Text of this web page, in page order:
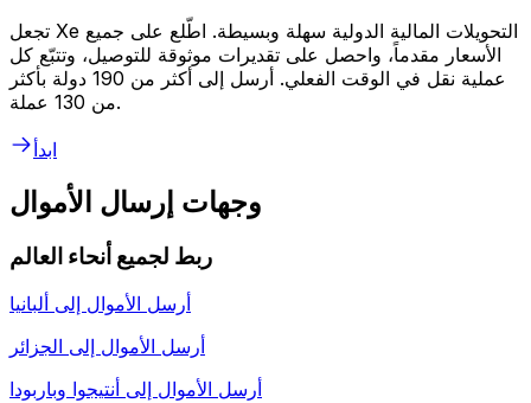
تجعل Xe التحويلات المالية الدولية سهلة وبسيطة. اطّلع على جميع
الأسعار مقدماً، واحصل على تقديرات موثوقة للتوصيل، وتتبّع كل
عملية نقل في الوقت الفعلي. أرسل إلى أكثر من 190 دولة بأكثر
من 130 عملة.
ابدأ
وجهات إرسال الأموال
ربط لجميع أنحاء العالم
أرسل الأموال إلى ألبانيا
أرسل الأموال إلى الجزائر
أرسل الأموال إلى أنتيجوا وباربودا